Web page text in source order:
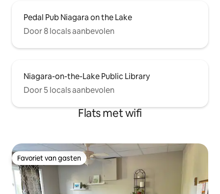
Pedal Pub Niagara on the Lake
Door 8 locals aanbevolen
Niagara-on-the-Lake Public Library
Door 5 locals aanbevolen
Flats met wifi
Favoriet van gasten
Favoriet van gasten